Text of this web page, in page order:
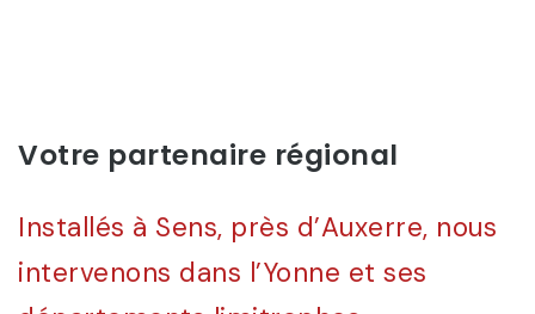
Votre partenaire régional
Installés à Sens, près d’Auxerre, nous
intervenons dans l’Yonne et ses